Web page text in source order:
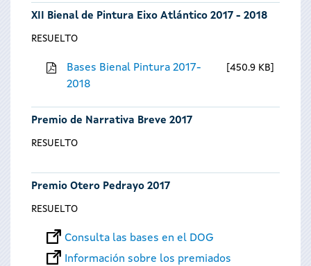
XII Bienal de Pintura Eixo Atlántico 2017 - 2018
RESUELTO
Bases Bienal Pintura 2017-
2018
450.9 KB
Premio de Narrativa Breve 2017
RESUELTO
Premio Otero Pedrayo 2017
RESUELTO
Consulta las bases en el DOG
Información sobre los premiados